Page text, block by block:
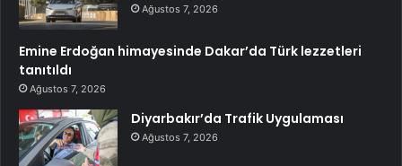
Ağustos 7, 2026
Emine Erdoğan himayesinde Dakar’da Türk lezzetleri
tanıtıldı
Ağustos 7, 2026
Diyarbakır’da Trafik Uygulaması
Ağustos 7, 2026